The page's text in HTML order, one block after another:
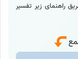
راهنمای زیر تفسیر